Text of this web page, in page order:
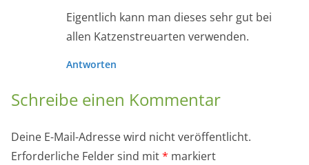
Eigentlich kann man dieses sehr gut bei
allen Katzenstreuarten verwenden.
Antworten
Schreibe einen Kommentar
Deine E-Mail-Adresse wird nicht veröffentlicht.
Erforderliche Felder sind mit* markiert